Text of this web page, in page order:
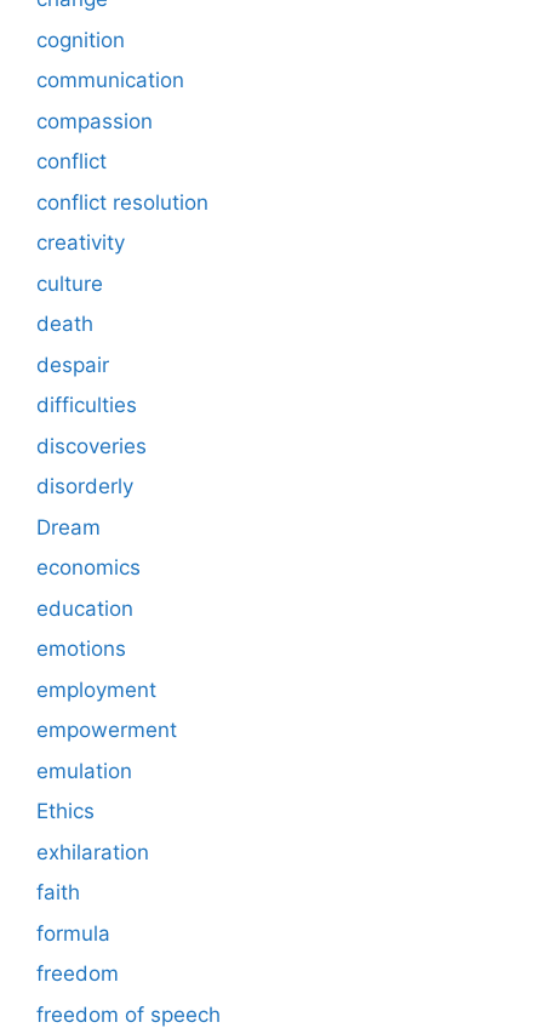
cognition
communication
compassion
conflict
conflict resolution
creativity
culture
death
despair
difficulties
discoveries
disorderly
Dream
economics
education
emotions
employment
empowerment
emulation
Ethics
exhilaration
faith
formula
freedom
freedom of speech